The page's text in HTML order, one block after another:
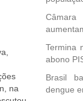
a
que
seja,
diz
na
Termina
abono
Brasil
dengue